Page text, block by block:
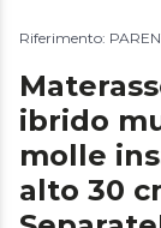
Riferimento:
ibrido
molle
alto 30